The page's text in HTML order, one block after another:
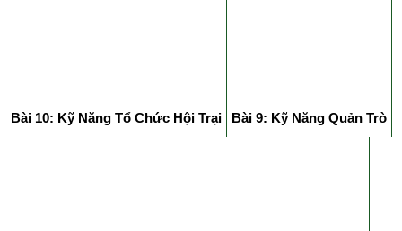
Bài 10: Kỹ Năng Tổ Chức Hội Trại Bài 9: Kỹ Năng Quản Trò